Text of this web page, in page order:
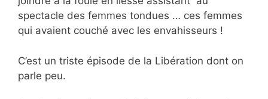
spectacle des femmes tondues … ces femmes
qui avaient couché avec les envahisseurs !
C’est un triste épisode de la Libération dont on
parle peu.